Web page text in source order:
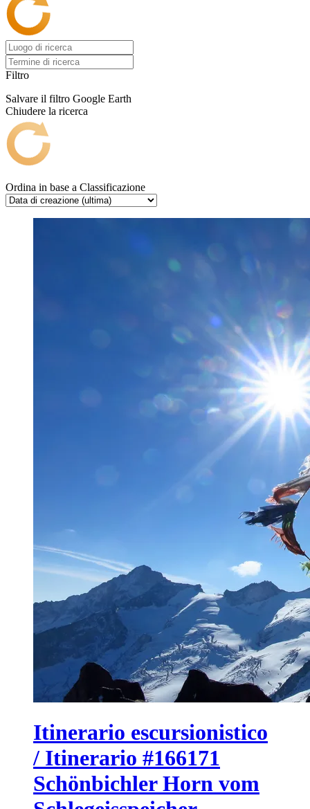
Filtro
Salvare il filtro Google Earth
Chiudere la ricerca
Ordina in base a Classificazione
Itinerario escursionistico
/ Itinerario #166171
Schönbichler Horn vom